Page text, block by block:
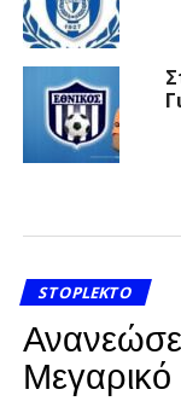
STOPLEKTO
Μεγαρικό